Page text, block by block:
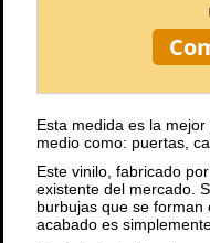
Esta medida es la
medio como: puertas,
Este vinilo, fabricado
existente del mercado.
burbujas que se forman
acabado es